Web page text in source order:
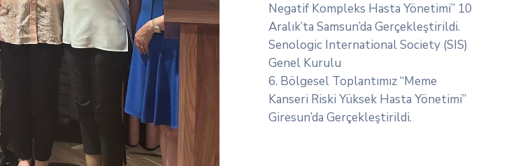
Negatif Kompleks Hasta Yönetimi” 10
Aralık’ta Samsun’da Gerçekleştirildi.
Senologic International Society (SIS)
Genel Kurulu
6. Bölgesel Toplantımız “Meme
Kanseri Riski Yüksek Hasta Yönetimi”
Giresun’da Gerçekleştirildi.